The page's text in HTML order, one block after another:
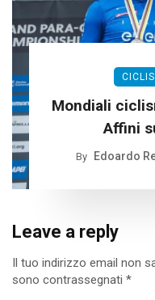
Mondiali
Affini
By Edoardo
Leave a reply
Il tuo indirizzo email non
sono contrassegnati *